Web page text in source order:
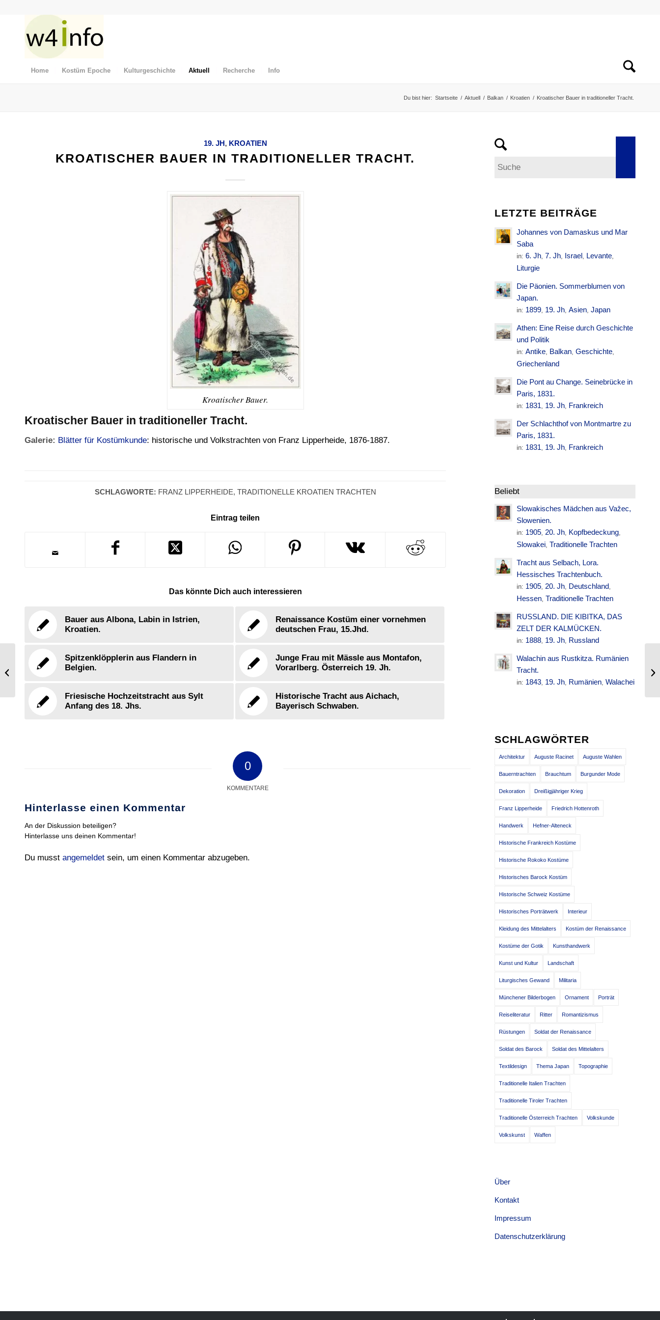
Home Kostüm Epoche Kulturgeschichte Aktuell Recherche Info
Du bist hier: Startseite / Aktuell / Balkan / Kroatien / Kroatischer Bauer in traditioneller Tracht.
19. JH, KROATIEN
KROATISCHER BAUER IN TRADITIONELLER TRACHT.
Kroatischer Bauer.
Kroatischer Bauer in traditioneller Tracht.
Galerie: Blätter für Kostümkunde: historische und Volkstrachten von Franz Lipperheide, 1876-1887.
SCHLAGWORTE: FRANZ LIPPERHEIDE, TRADITIONELLE KROATIEN TRACHTEN
Eintrag teilen
Das könnte Dich auch interessieren
Bauer aus Albona, Labin in Istrien,
Kroatien.
Renaissance Kostüm einer vornehmen
deutschen Frau, 15.Jhd.
Spitzenklöpplerin aus Flandern in
Belgien.
Junge Frau mit Mässle aus Montafon,
Vorarlberg. Österreich 19. Jh.
Friesische Hochzeitstracht aus Sylt
Anfang des 18. Jhs.
Historische Tracht aus Aichach,
Bayerisch Schwaben.
0
KOMMENTARE
Hinterlasse einen Kommentar
An der Diskussion beteiligen?
Hinterlasse uns deinen Kommentar!
Du musst angemeldet sein, um einen Kommentar abzugeben.
LETZTE BEITRÄGE
Johannes von Damaskus und Mar
Saba
in:6. Jh, 7. Jh, Israel, Levante,
Liturgie
Die Päonien. Sommerblumen von
Japan.
in: 1899, 19. Jh,Asien,Japan
Athen: Eine Reise durch Geschichte
und Politik
in:Antike, Balkan,Geschichte,
Griechenland
Die Pont au Change. Seinebrücke in
Paris, 1831.
in: 1831, 19. Jh, Frankreich
Der Schlachthof von Montmartre zu
Paris, 1831.
in: 1831, 19. Jh, Frankreich
Beliebt
Slowakisches Mädchen aus Važec,
Slowenien.
in: 1905,20. Jh, Kopfbedeckung,
Slowakei, Traditionelle Trachten
Tracht aus Selbach, Lora.
Hessisches Trachtenbuch.
in: 1905,20. Jh, Deutschland,
Hessen, Traditionelle Trachten
RUSSLAND. DIE KIBITKA, DAS
ZELT DER KALMÜCKEN.
in: 1888, 19. Jh, Russland
Walachin aus Rustkitza. Rumänien
Tracht.
in: 1843, 19. Jh, Rumänien,Walachei
SCHLAGWÖRTER
Architektur Auguste Racinet Auguste Wahlen
Bauerntrachten Brauchtum Burgunder Mode
Dekoration Dreißigjähriger Krieg
Franz Lipperheide Friedrich Hottenroth
Handwerk Hefner-Alteneck
Historische Frankreich Kostüme
Historische Rokoko Kostüme
Historisches Barock Kostüm
Historische Schweiz Kostüme
Historisches Porträtwerk Interieur
Kleidung des Mittelalters Kostüm der Renaissance
Kostüme der Gotik Kunsthandwerk
Kunst und Kultur Landschaft
Liturgisches Gewand Militaria
Münchener Bilderbogen Ornament Porträt
Reiseliteratur Ritter Romantizismus
Rüstungen Soldat der Renaissance
Soldat des Barock Soldat des Mittelalters
Textildesign Thema Japan Topographie
Traditionelle Italien Trachten
Traditionelle Tiroler Trachten
Traditionelle Österreich Trachten Volkskunde
Volkskunst Waffen
Über
Kontakt
Impressum
Datenschutzerklärung
Englischer Gentleman in Garderobe